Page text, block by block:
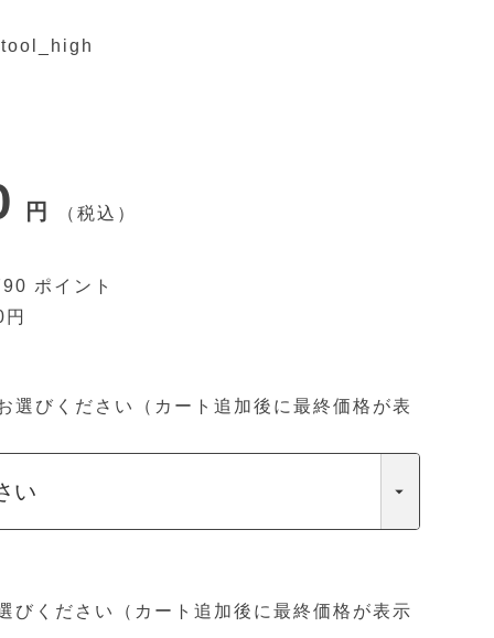
税込
選びください（カート追加後に最終価格が表
びください（カート追加後に最終価格が表示